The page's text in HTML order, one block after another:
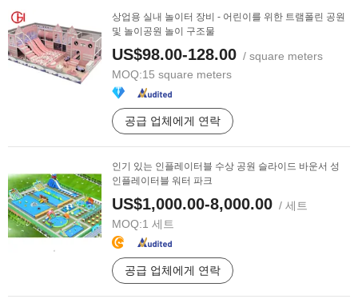
상업용 실내 놀이터 장비 - 어린이를 위한 트램폴린 공원
및 놀이공원 놀이 구조물
US$98.00-128.00 / square meters
MOQ:15 square meters
공급 업체에게 연락
인기 있는 인플레이터블 수상 공원 슬라이드 바운서 성
인플레이터블 워터 파크
US$1,000.00-8,000.00 / 세트
MOQ:1 세트
공급 업체에게 연락